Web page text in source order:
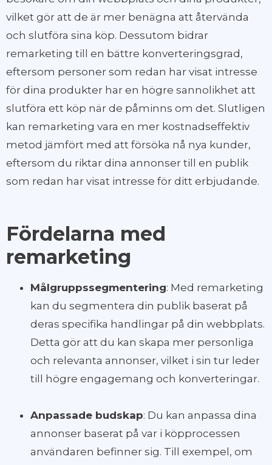
vilket gör att de är mer benägna att återvända
och slutföra sina köp. Dessutom bidrar
remarketing till en bättre konverteringsgrad,
eftersom personer som redan har visat intresse
för dina produkter har en högre sannolikhet att
slutföra ett köp när de påminns om det. Slutligen
kan remarketing vara en mer kostnadseffektiv
metod jämfört med att försöka nå nya kunder,
eftersom du riktar dina annonser till en publik
som redan har visat intresse för ditt erbjudande.
Fördelarna med
remarketing
Målgruppssegmentering: Med remarketing
kan du segmentera din publik baserat på
deras specifika handlingar på din webbplats.
Detta gör att du kan skapa mer personliga
och relevanta annonser, vilket i sin tur leder
till högre engagemang och konverteringar.
Anpassade budskap: Du kan anpassa dina
annonser baserat på var i köpprocessen
användaren befinner sig. Till exempel, om